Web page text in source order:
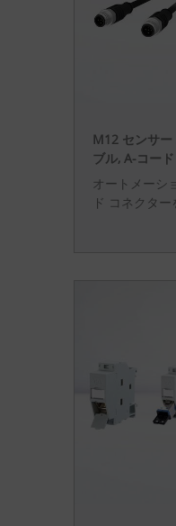
M12 センサ
ブル, A-コード
オートメーシ
ド コネクター